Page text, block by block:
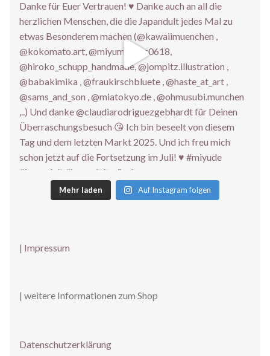
Mehr laden Auf Instagram folgen
| Impressum
| weitere Informationen zum Shop
Datenschutzerklärung